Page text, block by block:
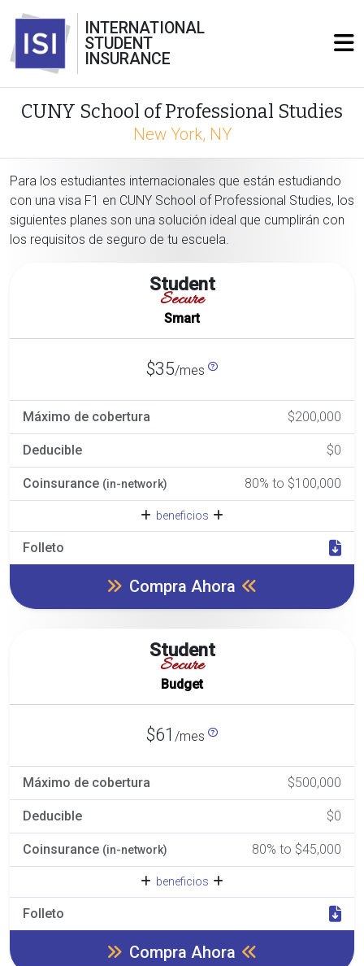
INTERNATIONAL
STUDENT
INSURANCE
CUNY School of Professional Studies
New York, NY
Para los estudiantes internacionales que están estudiando
con una visa F1 en CUNY School of Professional Studies, los
siguientes planes son una solución ideal que cumplirán con
los requisitos de seguro de tu escuela.
Student
Secure
Smart
$35/mes
Máximo de cobertura $200,000
Deducible $0
Coinsurance (in-network) 80% to $100,000
beneficios
Folleto
Compra Ahora
Student
Secure
Budget
$61 /mes
Máximo de cobertura $500,000
Deducible $0
Coinsurance (in-network) 80% to $45,000
beneficios
Folleto
Compra Ahora